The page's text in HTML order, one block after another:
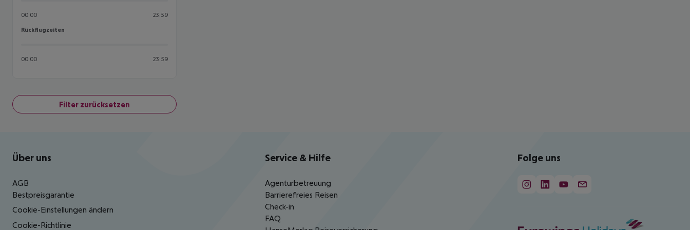
00:00 23:59
Rückflugzeiten
Rückflugzeiten
00:00 23:59
Filter zurücksetzen
Footer navigation
Über uns
AGB
Bestpreisgarantie
Cookie-Einstellungen ändern
Cookie-Richtlinie
Service & Hilfe
Agenturbetreuung
Barrierefreies Reisen
Check-in
FAQ
Folge uns